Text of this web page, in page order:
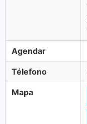
Agendar
Télefono
Mapa